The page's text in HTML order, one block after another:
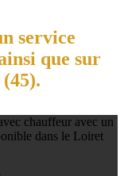
service
que sur
chauffeur avec un
dans le Loiret